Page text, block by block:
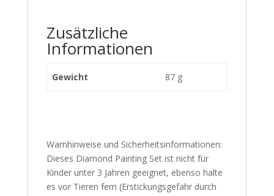
Zusätzliche
Informationen
Gewicht 87 g
Warnhinweise und Sicherheitsinformationen:
Dieses Diamond Painting Set ist nicht für
Kinder unter 3 Jahren geeignet, ebenso halte
es vor Tieren fern (Erstickungsgefahr durch